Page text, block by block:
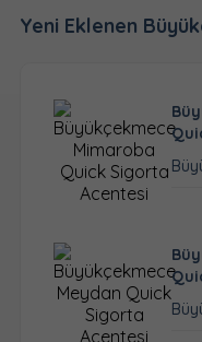
Yeni Eklenen